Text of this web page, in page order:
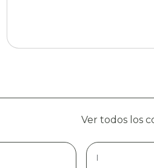
Ver todos los
|